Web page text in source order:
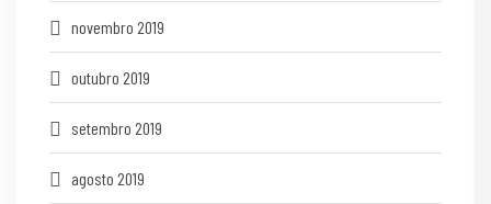
novembro 2019
outubro 2019
setembro 2019
agosto 2019